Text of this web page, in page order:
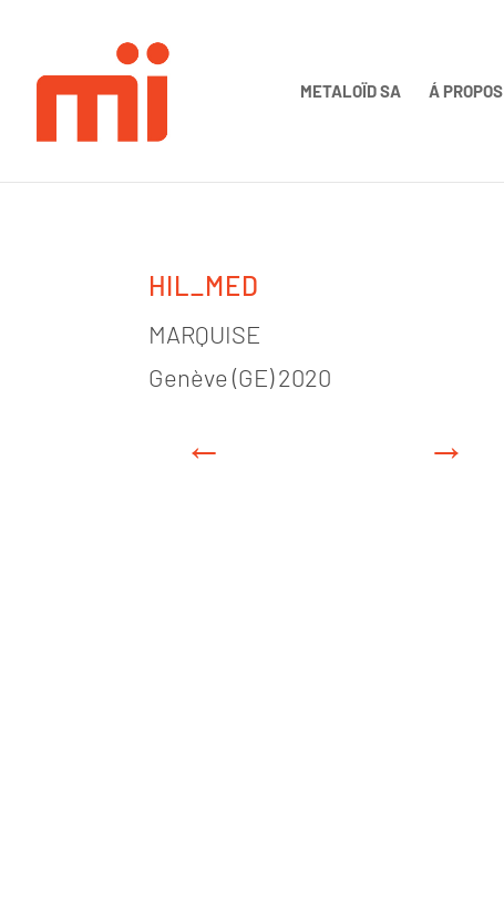
METALOÏD SA Á PROPOS
HIL_MED
MARQUISE
Genève (GE) 2020
← →